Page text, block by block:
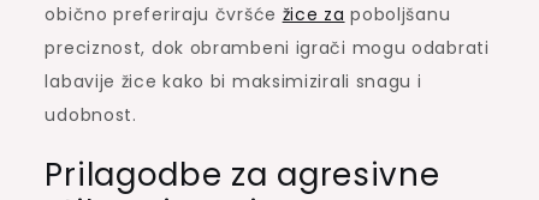
obično preferiraju čvršće žice za poboljšanu
preciznost, dok obrambeni igrači mogu odabrati
labavije žice kako bi maksimizirali snagu i
udobnost.
Prilagodbe za agresivne